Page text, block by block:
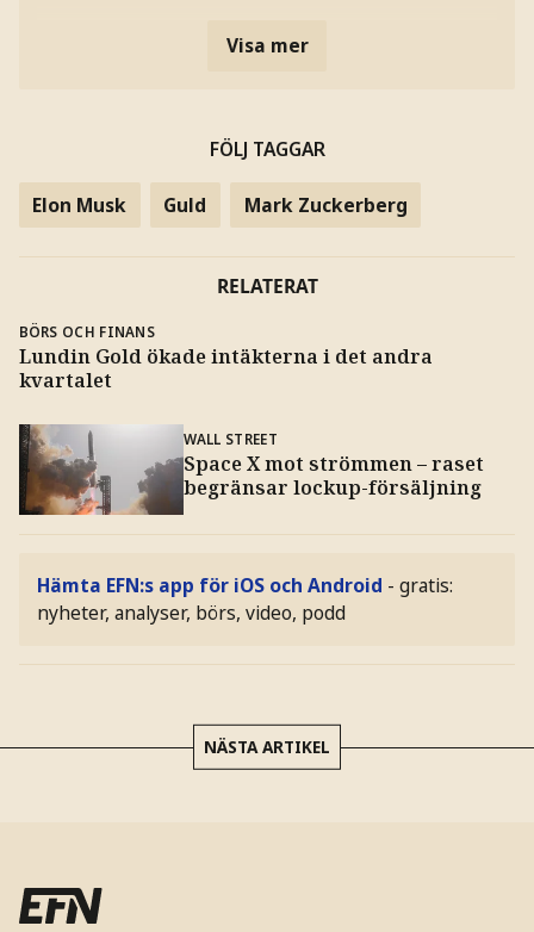
Visa mer
FÖLJ TAGGAR
Elon Musk Guld Mark Zuckerberg
RELATERAT
BÖRS OCH FINANS
Lundin Gold ökade intäkterna i det andra
kvartalet
WALL STREET
Space X mot strömmen – raset
begränsar lockup-försäljning
Hämta EFN:s app för iOS och Android - gratis:
nyheter, analyser, börs, video, podd
NÄSTA ARTIKEL